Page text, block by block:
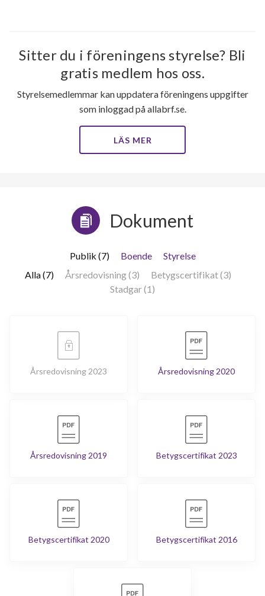
Sitter du i föreningens styrelse? Bli
gratis medlem hos oss.
Styrelsemedlemmar kan uppdatera föreningens uppgifter
som inloggad på allabrf.se.
LÄS MER
Dokument
Publik (7) Boende
Styrelse
Alla (7)
Årsredovisning (3)
Betygscertifikat (3)
Stadgar (1)
Årsredovisning 2023 Årsredovisning 2020
Årsredovisning 2019 Betygscertifikat 2023
Betygscertifikat 2020 Betygscertifikat 2016